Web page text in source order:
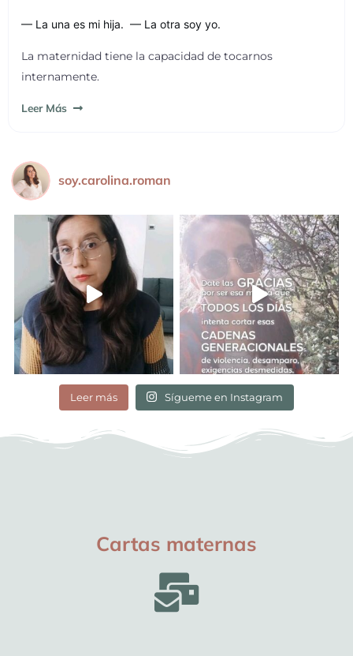
— La una es mi hija. — La otra soy yo.
La maternidad tiene la capacidad de tocarnos
internamente.
Leer Más
soy.carolina.roman
Leer más Sígueme en Instagram
Cartas maternas